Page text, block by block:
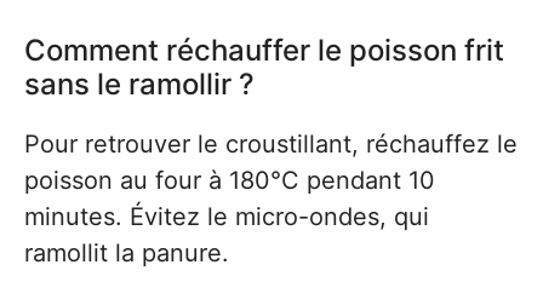
Comment réchauffer le poisson frit
sans le ramollir ?
Pour retrouver le croustillant, réchauffez le
poisson au four à 180°C pendant 10
minutes. Évitez le micro-ondes, qui
ramollit la panure.